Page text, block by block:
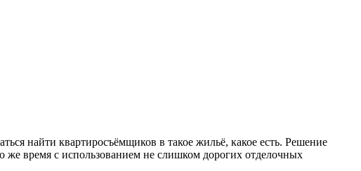
найти квартиросъёмщиков в такое жильё, какое есть. Решение
же время с использованием не слишком дорогих отделочных